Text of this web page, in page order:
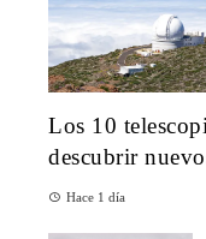
Los 10
descubrir
Hace 1 día